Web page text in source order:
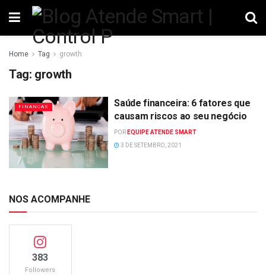
Home Tag growth
Tag: growth
FINANÇAS
Saúde financeira: 6 fatores que
causam riscos ao seu negócio
POR EQUIPE ATENDE SMART
3 DE SETEMBRO, 2021
NOS ACOMPANHE
383
Followers